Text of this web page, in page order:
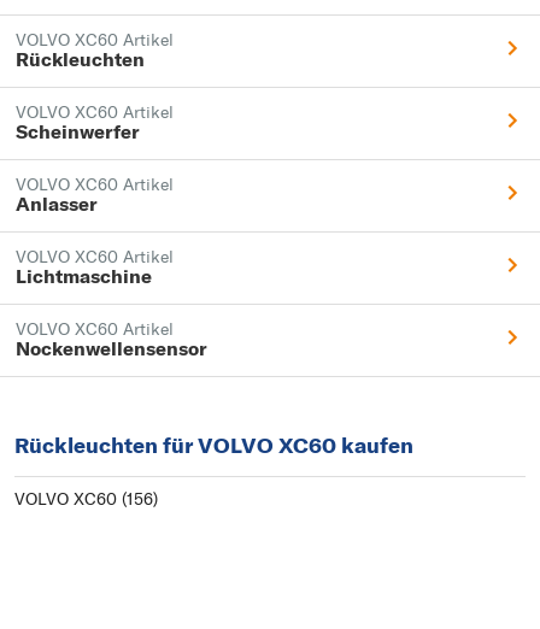
VOLVO XC60 Artikel
Rückleuchten
VOLVO XC60 Artikel
Scheinwerfer
VOLVO XC60 Artikel
Anlasser
VOLVO XC60 Artikel
Lichtmaschine
VOLVO XC60 Artikel
Nockenwellensensor
Rückleuchten für VOLVO XC60 kaufen
VOLVO XC60 (156)